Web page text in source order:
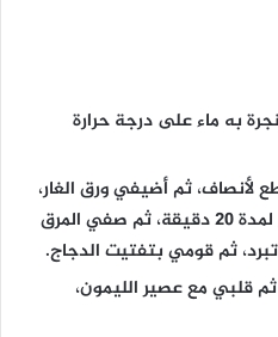
به ماء على درجة حرارة
لأنصاف، ثم أضيفي ورق الغار،
واتركي الدجاج حتى ينضج لمدة 20 دقيقة، ثم صفي المرق
ثم قومي بتفتيت الدجاج.
قلبي مع عصير الليمون،